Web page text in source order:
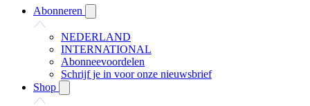
Abonneren
NEDERLAND
INTERNATIONAL
Abonneevoordelen
Schrijf je in voor onze nieuwsbrief
Shop